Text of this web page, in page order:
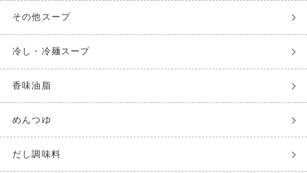
その他スープ
冷し・冷麺スープ
香味油脂
めんつゆ
だし調味料